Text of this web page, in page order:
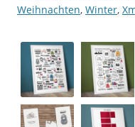
Weihnachten, Winter,